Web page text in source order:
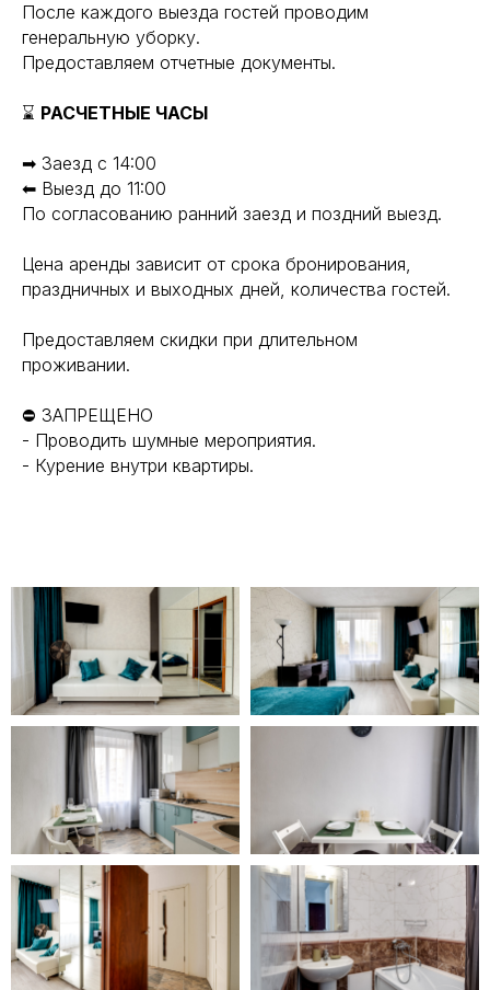
После каждого выезда гостей проводим
генеральную уборку.
Предоставляем отчетные документы.
⌛ РАСЧЕТНЫЕ ЧАСЫ
➡ Заезд с 14:00
⬅ Выезд до 11:00
По согласованию ранний заезд и поздний выезд.
Цена аренды зависит от срока бронирования,
праздничных и выходных дней, количества гостей.
Предоставляем скидки при длительном
проживании.
⛔ ЗАПРЕЩЕНО
- Проводить шумные мероприятия.
- Курение внутри квартиры.